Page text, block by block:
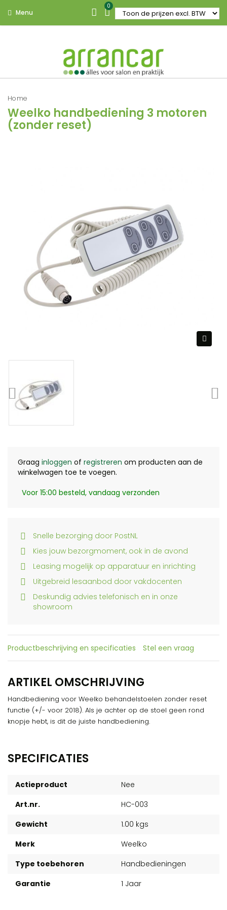
Menu
0
Home
Weelko handbediening 3 motoren
(zonder reset)
Graag inloggen of registreren om producten aan de
winkelwagen toe te voegen.
Voor 15:00 besteld, vandaag verzonden
Snelle bezorging door PostNL
Kies jouw bezorgmoment, ook in de avond
Leasing mogelijk op apparatuur en inrichting
Uitgebreid lesaanbod door vakdocenten
Deskundig advies telefonisch en in onze
showroom
Productbeschrijving en specificaties Stel een vraag
ARTIKEL OMSCHRIJVING
Handbediening voor Weelko behandelstoelen zonder reset
functie (+/- voor 2018). Als je achter op de stoel geen rond
knopje hebt, is dit de juiste handbediening.
SPECIFICATIES
Actieproduct
Nee
Art.nr.
HC-003
Gewicht
1.00 kgs
Merk
Weelko
Type toebehoren
Handbedieningen
Garantie
1 Jaar